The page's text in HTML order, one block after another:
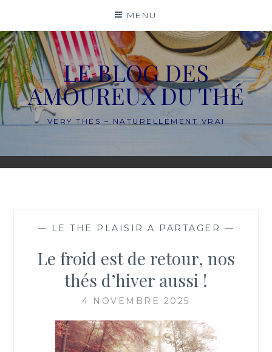
content
MENU
LE BLOG DES
AMOUREUX DU THÉ
VERY THÉS – NATURELLEMENT VRAI
— LE THE PLAISIR A PARTAGER —
Le froid est de retour, nos
thés d’hiver aussi !
4 NOVEMBRE 2025